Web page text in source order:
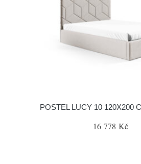
POSTEL LUCY 10 120X200
16 778 Kč